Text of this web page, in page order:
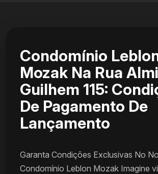
Condomínio
Mozak Na Rua
Guilhem 115:
De Pagamento De
Lançamento
Garanta Condições Exclusivas No
Condomínio Leblon Mozak Imagine